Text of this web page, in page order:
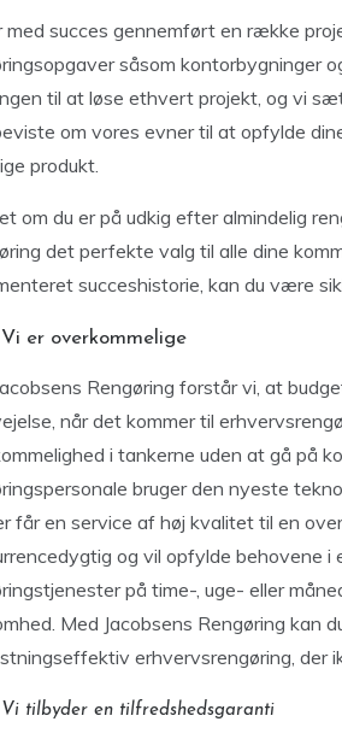
med succes gennemført en række
såsom kontorbygninger
til at løse ethvert projekt, og vi
om vores evner til at opfylde
produkt.
om du er på udkig efter almindelig
det perfekte valg til alle dine
succeshistorie, kan du være
Vi er overkommelige
Rengøring forstår vi, at
når det kommer til
i tankerne uden at gå på
bruger den nyeste
får en service af høj kvalitet til en
og vil opfylde behovene
på time-, uge- eller
Med Jacobsens Rengøring kan
erhvervsrengøring, der
Vi tilbyder en tilfredshedsgaranti